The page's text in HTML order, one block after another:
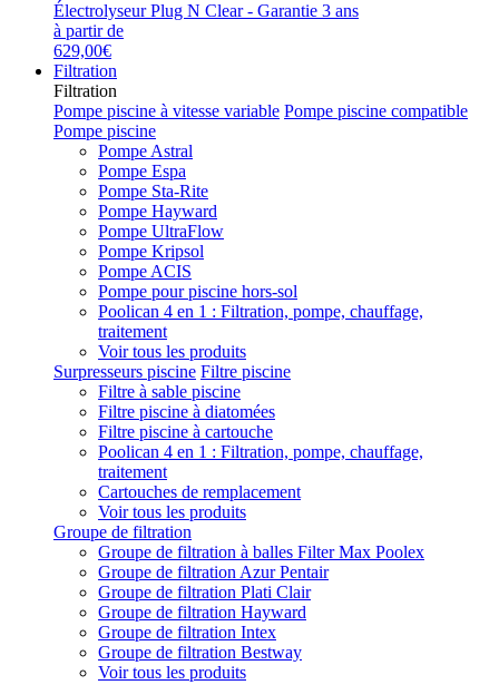
Électrolyseur Plug N Clear - Garantie 3 ans
à partir de
629,00€
Filtration
Filtration
Pompe piscine à vitesse variable Pompe piscine compatible
Pompe piscine
Pompe Astral
Pompe Espa
Pompe Sta-Rite
Pompe Hayward
Pompe UltraFlow
Pompe Kripsol
Pompe ACIS
Pompe pour piscine hors-sol
Poolican 4 en 1 : Filtration, pompe, chauffage,
traitement
Voir tous les produits
Surpresseurs piscine Filtre piscine
Filtre à sable piscine
Filtre piscine à diatomées
Filtre piscine à cartouche
Poolican 4 en 1 : Filtration, pompe, chauffage,
traitement
Cartouches de remplacement
Voir tous les produits
Groupe de filtration
Groupe de filtration à balles Filter Max Poolex
Groupe de filtration Azur Pentair
Groupe de filtration Plati Clair
Groupe de filtration Hayward
Groupe de filtration Intex
Groupe de filtration Bestway
Voir tous les produits